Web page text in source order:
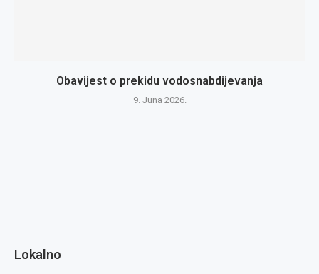
Obavijest o prekidu vodosnabdijevanja
9. Juna 2026.
Lokalno